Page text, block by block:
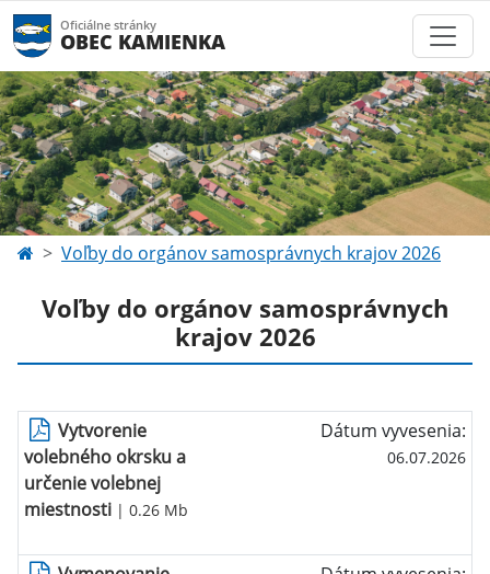
Oficiálne stránky
OBEC KAMIENKA
Voľby do orgánov samosprávnych krajov 2026
Voľby do orgánov samosprávnych
krajov 2026
Vytvorenie
volebného okrsku a
určenie volebnej
miestnosti | 0.26 Mb
Dátum vyvesenia:
06.07.2026